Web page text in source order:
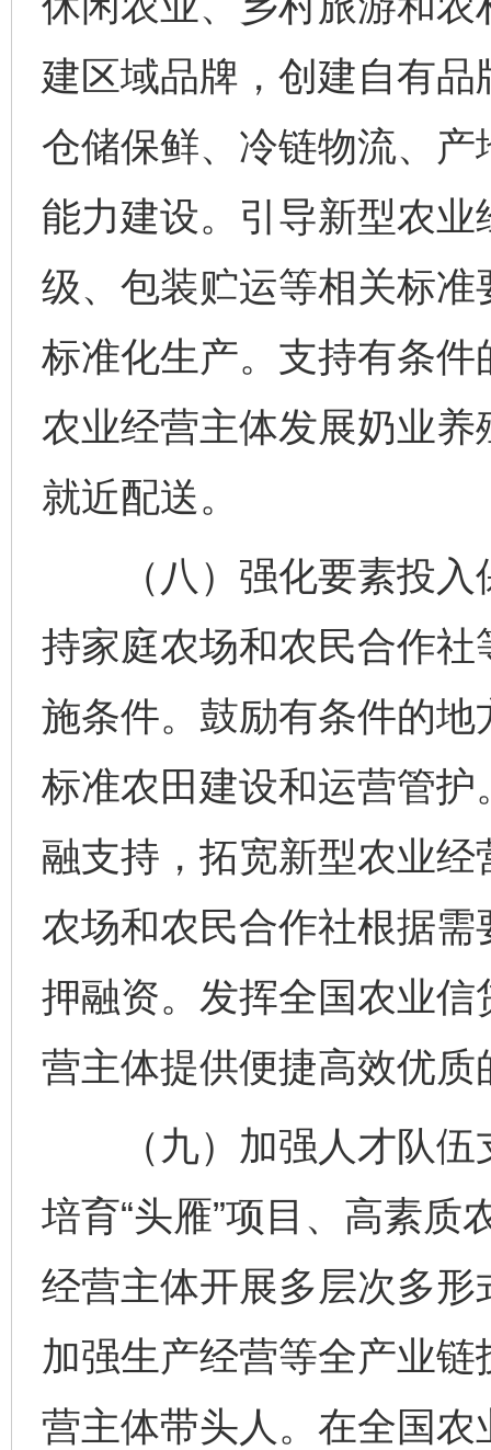
建区域品牌，创建自有
仓储保鲜、冷链物流、
能力建设。引导新型农
级、包装贮运等相关标
标准化生产。支持有条
农业经营主体发展奶业
就近配送。
（八）强化要素投入
持家庭农场和农民合作
施条件。鼓励有条件的
标准农田建设和运营管
融支持，拓宽新型农业
农场和农民合作社根据
押融资。发挥全国农业
营主体提供便捷高效优质
（九）加强人才队伍
培育“头雁”项目、高素质
经营主体开展多层次多
加强生产经营等全产业
营主体带头人。在全国